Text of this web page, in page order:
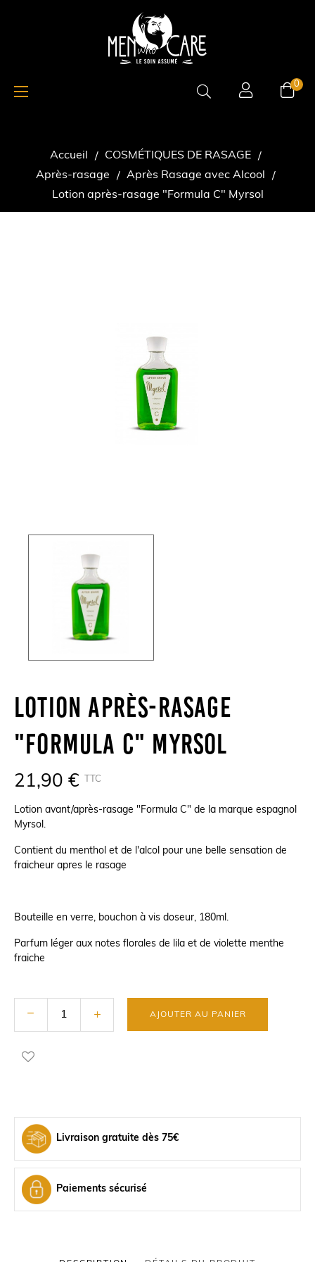
0
Basculer
la
☰
Accueil
COSMÉTIQUES DE RASAGE
Après-rasage
Après Rasage avec Alcool
Lotion après-rasage "Formula C" Myrsol
Lotion Après-Rasage
"Formula C" Myrsol
21,90 € TTC
Lotion avant/après-rasage "Formula C" de la marque espagnol
Myrsol.
Contient du menthol et de l'alcol pour une belle sensation de
fraicheur apres le rasage
Bouteille en verre, bouchon à vis doseur, 180ml.
Parfum léger aux notes florales de lila et de violette menthe
fraiche
AJOUTER AU PANIER
Livraison gratuite dès 75€
Paiements sécurisé